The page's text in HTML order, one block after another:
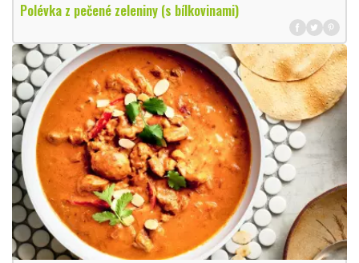
Polévka z pečené zeleniny (s bílkovinami)